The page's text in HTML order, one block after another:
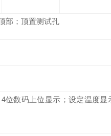
部；顶置测试孔
4位数码上位显示；设定温度显